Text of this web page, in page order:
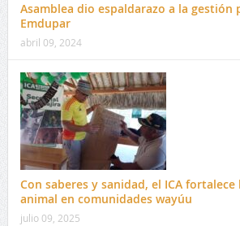
Asamblea dio espaldarazo a la gestión
Emdupar
abril 09, 2024
Con saberes y sanidad, el ICA
animal en comunidades wayúu
julio 09, 2025